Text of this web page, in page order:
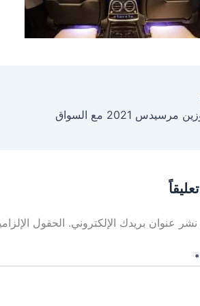
2021 مع السواق
عنوان بريدك الإلكتروني. الحقول
*